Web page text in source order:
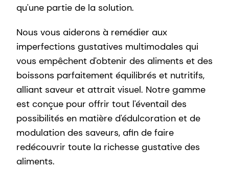
qu'une partie de la solution.
Nous vous aiderons à remédier aux
imperfections gustatives multimodales qui
vous empêchent d'obtenir des aliments et des
boissons parfaitement équilibrés et nutritifs,
alliant saveur et attrait visuel. Notre gamme
est conçue pour offrir tout l'éventail des
possibilités en matière d'édulcoration et de
modulation des saveurs, afin de faire
redécouvrir toute la richesse gustative des
aliments.